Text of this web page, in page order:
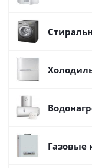
Газовые